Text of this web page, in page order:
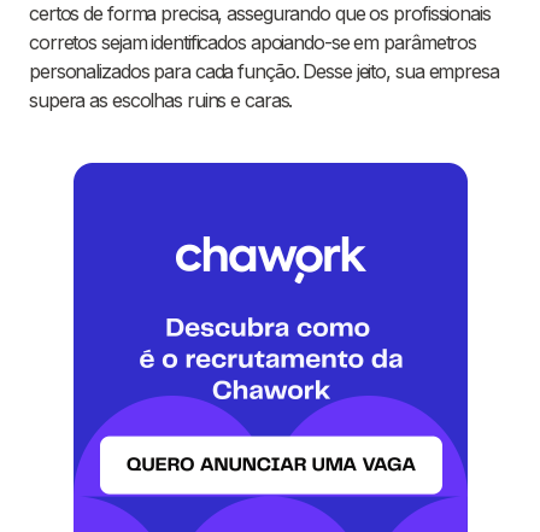
certos de forma precisa, assegurando que os profissionais
corretos sejam identificados apoiando-se em parâmetros
personalizados para cada função. Desse jeito, sua empresa
supera as escolhas ruins e caras.